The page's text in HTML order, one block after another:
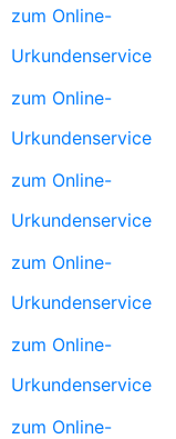
zum Online-
Urkundenservice
zum Online-
Urkundenservice
zum Online-
Urkundenservice
zum Online-
Urkundenservice
zum Online-
Urkundenservice
zum Online-